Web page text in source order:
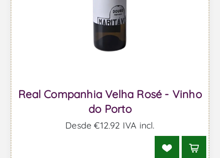
Real Companhia Velha Rosé - Vinho
do Porto
Desde €12,92 IVA incl.